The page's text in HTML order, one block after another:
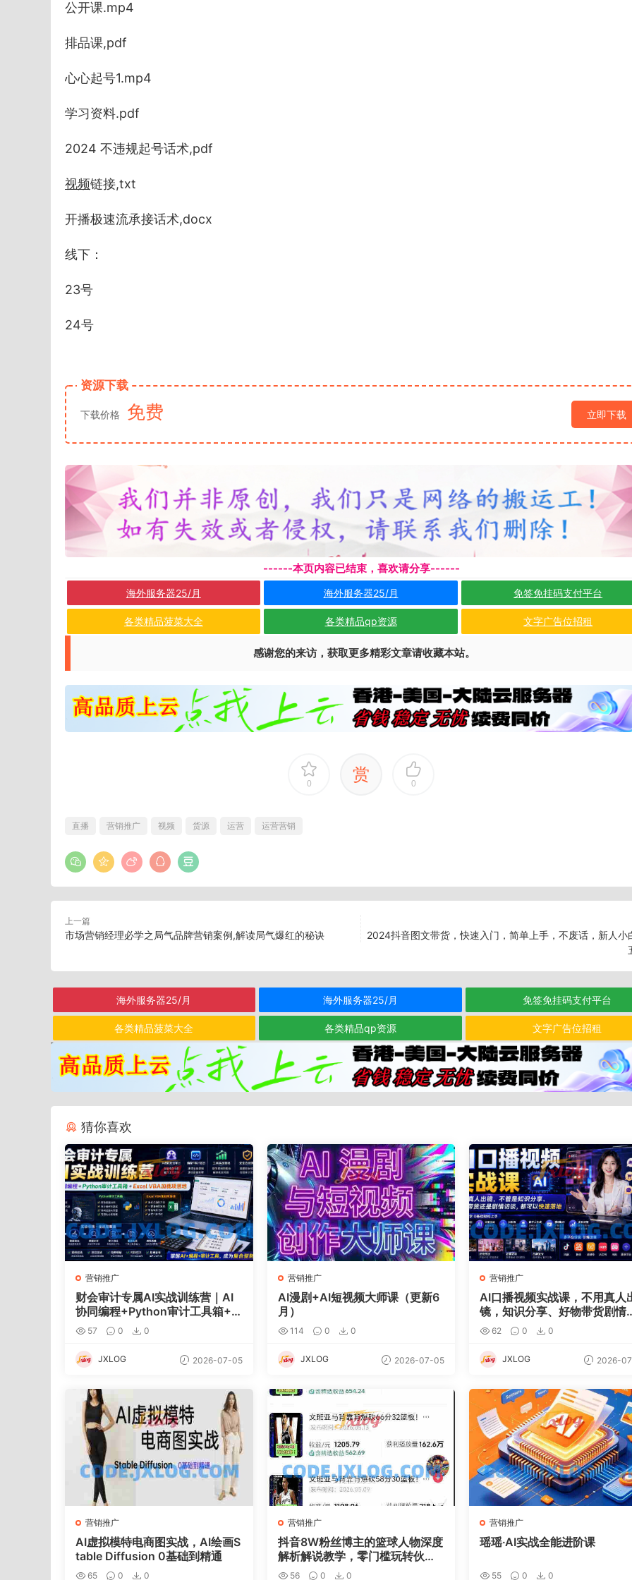
公开课.mp4
排品课,pdf
心心起号1.mp4
学习资料.pdf
2024 不违规起号话术,pdf
视频链接,txt
开播极速流承接话术,docx
线下：
23号
24号
资源下载
下载价格 免费 立即下载
------本页内容已结束，喜欢请分享------
海外服务器25/月 海外服务器25/月 免签免挂码支付平台
各类精品菠菜大全 各类精品qp资源 文字广告位招租
感谢您的来访，获取更多精彩文章请收藏本站。
0 赏 0
直播 营销推广 视频 货源 运营 运营营销
上一篇
市场营销经理必学之局气品牌营销案例,解读局气爆红的秘诀
2024抖音图文带货，快速入门，简单上手，不废话，新人小
海外服务器25/月 海外服务器25/月 免签免挂码支付平台
各类精品菠菜大全 各类精品qp资源 文字广告位招租
猜你喜欢
营销推广
财会审计专属AI实战训练营｜AI
协同编程+Python审计工具箱+E
xcel VBA加载项落地
57 0 0
JXLOG 2026-07-05
营销推广
AI漫剧+AI短视频大师课（更新6
月）
114 0 0
JXLOG 2026-07-05
营销推广
AI口播视频实战课，不用真人
镜，知识分享、好物带货剧情
谈 62 0 0
JXLOG 2026-
营销推广
AI虚拟模特电商图实战，AI绘画S
table Diffusion 0基础到精通
65 0 0
营销推广
抖音8W粉丝博主的篮球人物深度
解析解说教学，零门槛玩转伙伴
计划与精选独家，单日稳定收益1
56 0 0
营销推广
瑶瑶·AI实战全能进阶课
55 0 0